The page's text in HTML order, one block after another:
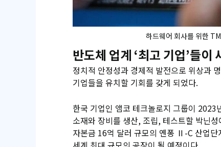
하드웨어 회사를 위한
반도체 업계 ‘최고 기업’들이
정치적 안정성과 경제적 발전으로 위상과
기업들을 유치할 기회를 갖게 되었다.
한국 기업인 앰코 테크놀로지 그룹이
소재와 장비를 생산, 조립, 테스트할 박닌
자본금 16억 달러 규모의 옌퐁 Ⅱ-C 산업단